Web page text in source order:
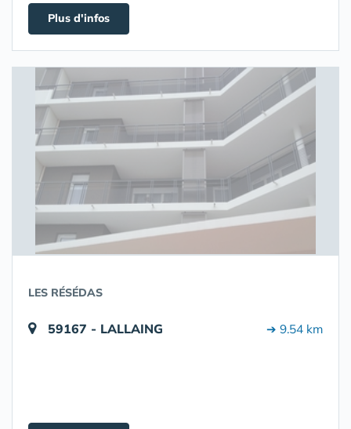
Plus d'infos
LES RÉSÉDAS
59167 - LALLAING ➔ 9.54 km